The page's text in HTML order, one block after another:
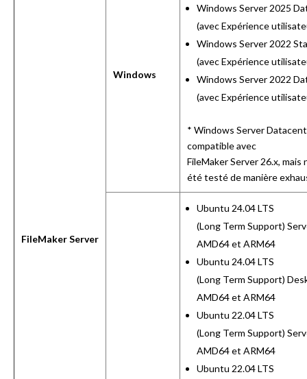
FileMaker Server
Windows
Windows Server 2025
(avec Expérience
Windows Server 2022
(avec Expérience
Windows Server 2022
(avec Expérience
* Windows Server
compatible avec
FileMaker Server 26.x, mais
été testé de manière
Ubuntu 24.04 LTS
(Long Term Support)
AMD64 et ARM64
Ubuntu 24.04 LTS
(Long Term Support)
AMD64 et ARM64
Ubuntu 22.04 LTS
(Long Term Support)
AMD64 et ARM64
Ubuntu 22.04 LTS